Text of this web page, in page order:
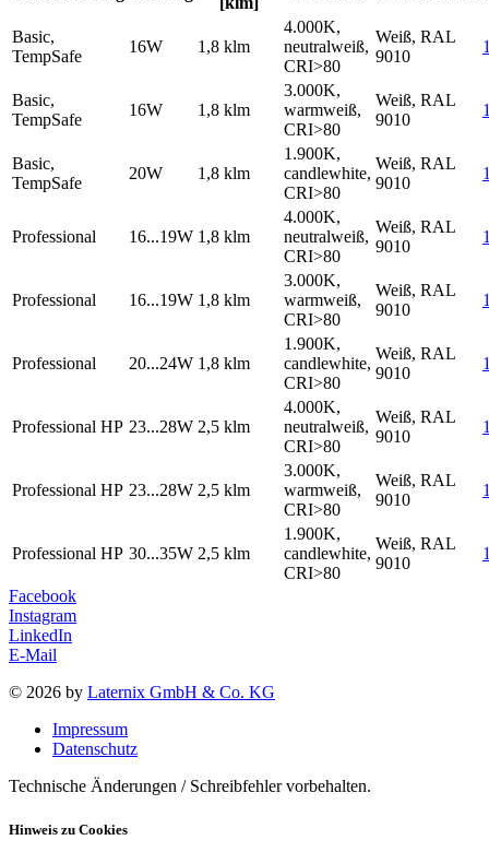
Basic,
TempSafe
16W 1,8 klm
4.000K,
neutralweiß,
CRI>80
Weiß, RAL
9010
Basic,
TempSafe
16W 1,8 klm
3.000K,
warmweiß,
CRI>80
Weiß, RAL
9010
Basic,
TempSafe
20W 1,8 klm
1.900K,
candlewhite,
CRI>80
Weiß, RAL
9010
Professional 16...19W 1,8 klm
4.000K,
neutralweiß,
CRI>80
Weiß, RAL
9010
Professional 16...19W 1,8 klm
3.000K,
warmweiß,
CRI>80
Weiß, RAL
9010
Professional 20...24W 1,8 klm
1.900K,
candlewhite,
CRI>80
Weiß, RAL
9010
Professional HP 23...28W 2,5 klm
4.000K,
neutralweiß,
CRI>80
Weiß, RAL
9010
Professional HP 23...28W 2,5 klm
3.000K,
warmweiß,
CRI>80
Weiß, RAL
9010
Professional HP 30...35W 2,5 klm
1.900K,
candlewhite,
CRI>80
Weiß, RAL
9010
Facebook
Instagram
LinkedIn
E-Mail
© 2026 by Laternix GmbH & Co. KG
Impressum
Datenschutz
Technische Änderungen / Schreibfehler vorbehalten.
Hinweis zu Cookies